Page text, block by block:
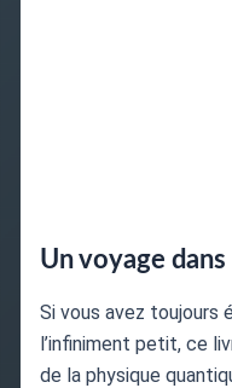
Un voyage dans
Si vous avez toujours
l’infiniment petit, ce
de la physique